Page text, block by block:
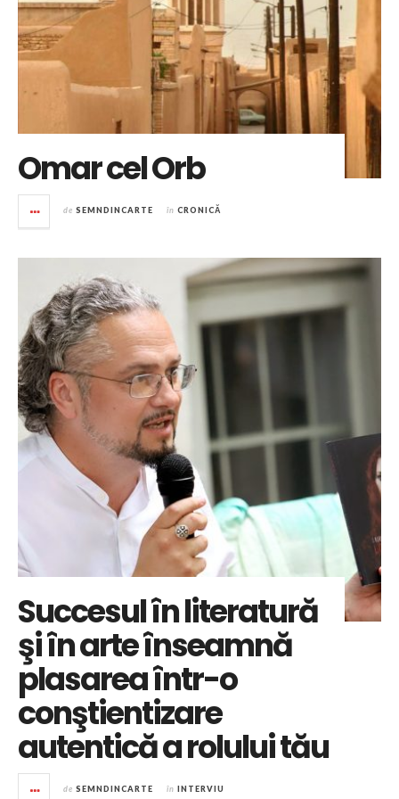
Omar cel Orb
de SEMNDINCARTE în CRONICĂ
Succesul în literatură
şi în arte înseamnă
plasarea într-o
conştientizare
autentică a rolului tău
de SEMNDINCARTE în INTERVIU